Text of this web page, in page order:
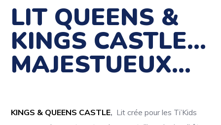
LIT QUEENS &
KINGS CASTLE…
MAJESTUEUX…
KINGS & QUEENS CASTLE, Lit crée pour les Ti’Kids